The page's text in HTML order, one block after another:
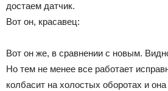
достаем датчик.
Вот он, красавец:
Вот он же, в сравнении с новым.
Но тем не менее все работает
колбасит на холостых оборотах и она